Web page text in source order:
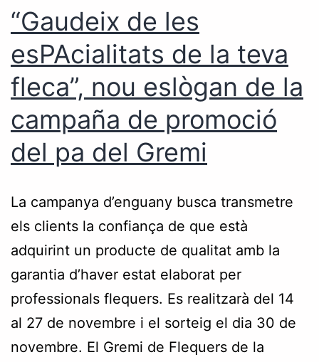
“Gaudeix de les
esPAcialitats de la teva
fleca”, nou eslògan de la
campaña de promoció
del pa del Gremi
La campanya d’enguany busca transmetre
els clients la confiança de que està
adquirint un producte de qualitat amb la
garantia d’haver estat elaborat per
professionals flequers. Es realitzarà del 14
al 27 de novembre i el sorteig el dia 30 de
novembre. El Gremi de Flequers de la